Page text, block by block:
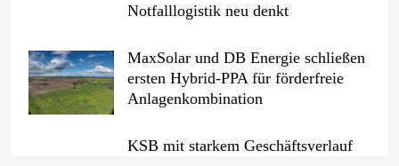
Notfalllogistik neu denkt
MaxSolar und DB Energie schließen
ersten Hybrid-PPA für förderfreie
Anlagenkombination
KSB mit starkem Geschäftsverlauf